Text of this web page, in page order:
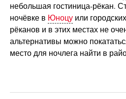
небольшая гостиница-рёкан.
ночёвке в Юноцуили
рёканов и в этих местах не
альтернативы можно
место для ночлега найти в